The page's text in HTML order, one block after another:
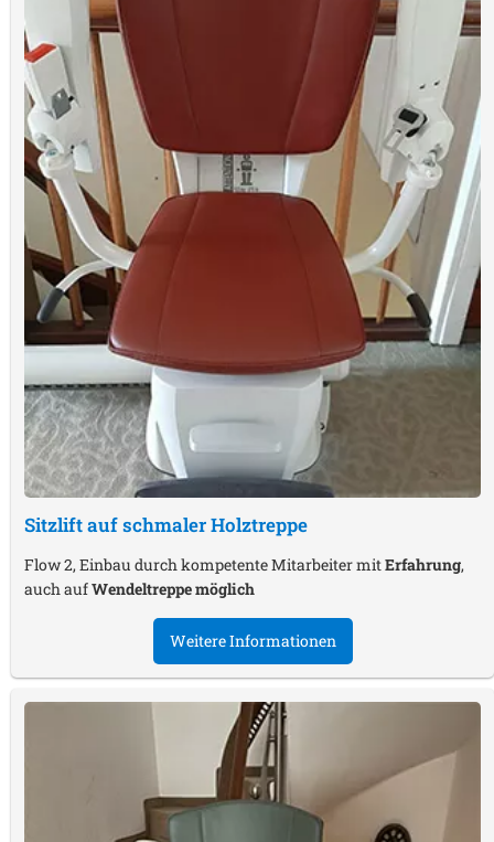
Sitzlift auf schmaler Holztreppe
Flow 2, Einbau durch kompetente Mitarbeiter mitErfahrung,
auch aufWendeltreppe möglich
Weitere Informationen